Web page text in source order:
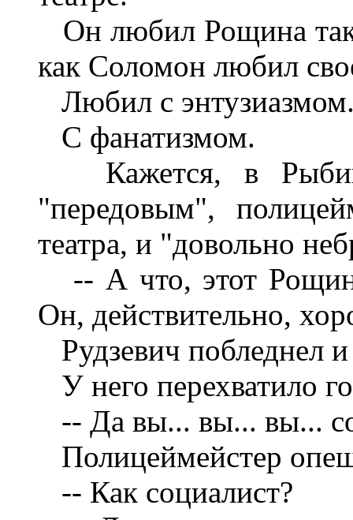
Он любил Рощина так
как Соломон любил
Любил с
С фанатизмом.
Кажется, в
"передовым",
театра, и "довольно
-- А что, этот Рощин-
Он, действительно,
Рудзевич побледнел и
У него перехватило
-- Да вы... вы... вы...
Полицеймейстер
-- Как социалист?